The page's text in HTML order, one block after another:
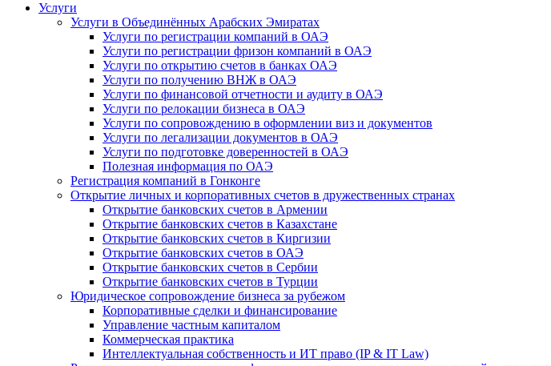
Услуги
Услуги в Объединённых Арабских Эмиратах
Услуги по регистрации компаний в ОАЭ
Услуги по регистрации фризон компаний в ОАЭ
Услуги по открытию счетов в банках ОАЭ
Услуги по получению ВНЖ в ОАЭ
Услуги по финансовой отчетности и аудиту в ОАЭ
Услуги по релокации бизнеса в ОАЭ
Услуги по сопровождению в оформлении виз и документов
Услуги по легализации документов в ОАЭ
Услуги по подготовке доверенностей в ОАЭ
Полезная информация по ОАЭ
Регистрация компаний в Гонконге
Открытие личных и корпоративных счетов в дружественных странах
Открытие банковских счетов в Армении
Открытие банковских счетов в Казахстане
Открытие банковских счетов в Киргизии
Открытие банковских счетов в ОАЭ
Открытие банковских счетов в Сербии
Открытие банковских счетов в Турции
Юридическое сопровождение бизнеса за рубежом
Корпоративные сделки и финансирование
Управление частным капиталом
Коммерческая практика
Интеллектуальная собственность и ИТ право (IP & IT Law)